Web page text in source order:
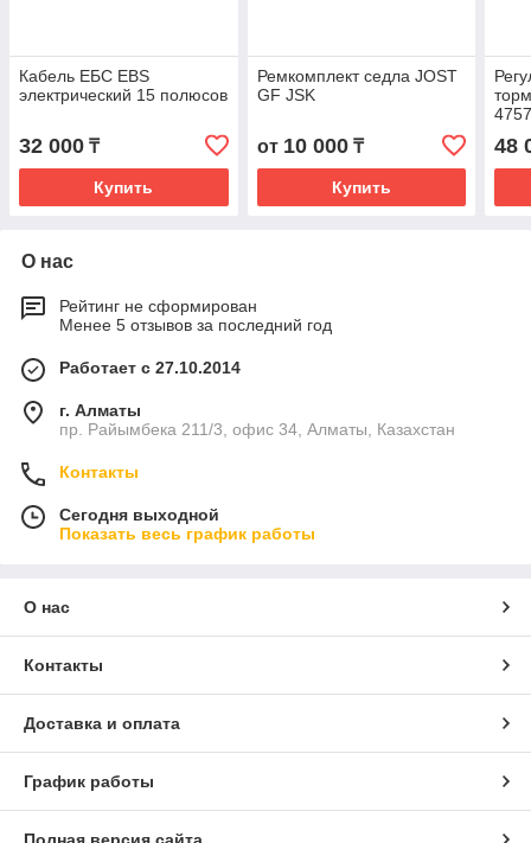
Кабель ЕБС EBS
электрический 15 полюсов
32 000 ₸
Купить
Ремкомплект седла JOST
GF JSK
от 10 000₸
Купить
48
О нас
Рейтинг не сформирован
Менее 5 отзывов за последний год
Работает с 27.10.2014
г. Алматы
пр. Райымбека 211/3, офис 34, Алматы, Казахстан
Контакты
Сегодня выходной
Показать весь график работы
О нас
Контакты
Доставка и оплата
График работы